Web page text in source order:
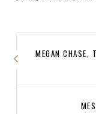
MEGAN CHASE,